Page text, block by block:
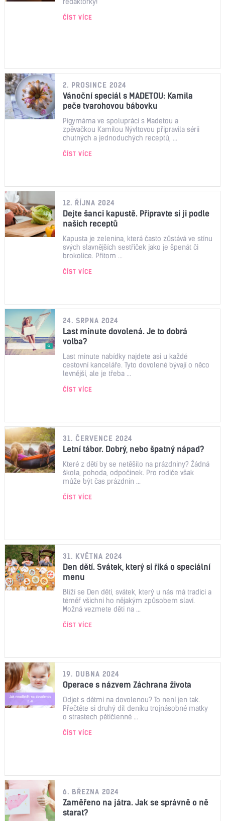
ČÍST VÍCE
2. PROSINCE 2024
Vánoční speciál s MADETOU: Kamila
peče tvarohovou bábovku
Pigymáma ve spolupráci s Madetou a
zpěvačkou Kamilou Nývltovou připravila sérii
chutných a jednoduchých receptů, ...
ČÍST VÍCE
12. ŘÍJNA 2024
Dejte šanci kapustě. Připravte si ji podle
našich receptů
Kapusta je zelenina, která často zůstává ve stínu
svých slavnějších sestřiček jako je špenát či
brokolice. Přitom ...
ČÍST VÍCE
24. SRPNA 2024
Last minute dovolená. Je to dobrá
volba?
Last minute nabídky najdete asi u každé
cestovní kanceláře. Tyto dovolené bývají o něco
levnější, ale je třeba ...
ČÍST VÍCE
31. ČERVENCE 2024
Letní tábor. Dobrý, nebo špatný nápad?
Které z dětí by se netěšilo na prázdniny? Žádná
škola, pohoda, odpočinek. Pro rodiče však
může být čas prázdnin ...
ČÍST VÍCE
31. KVĚTNA 2024
Den dětí. Svátek, který si říká o speciální
menu
Blíží se Den dětí, svátek, který u nás má tradici a
téměř všichni ho nějakým způsobem slaví.
Možná vezmete děti na ...
ČÍST VÍCE
19. DUBNA 2024
Operace s názvem Záchrana života
Odjet s dětmi na dovolenou? To není jen tak.
Přečtěte si druhý díl deníku trojnásobné matky
o strastech pětičlenné ...
ČÍST VÍCE
6. BŘEZNA 2024
Zaměřeno na játra. Jak se správně o ně
starat?